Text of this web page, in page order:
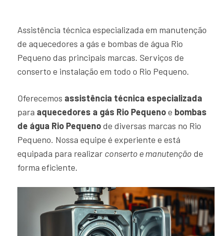
Assistência técnica especializada em manutenção
de aquecedores a gás e bombas de água Rio
Pequeno das principais marcas. Serviços de
conserto e instalação em todo o Rio Pequeno.
Oferecemos assistência técnica especializada
para aquecedores a gás Rio Pequenoe bombas
de água Rio Pequenode diversas marcas no Rio
Pequeno. Nossa equipe é experiente e está
equipada para realizar conserto e manutenção de
forma eficiente.